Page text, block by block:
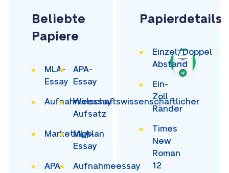
Beliebte
Papiere
MLA-
Essay
APA-
Essay
Aufnahmeessay
Wirtschaftswissenschaftlicher
Aufsatz
Marketingplan
MLA-
Essay
APA-
Aufnahmeessay
Papierdetails
Einzel/Doppel
Abstand
Ein-
Zoll
Ränder
Times
New
Roman
12